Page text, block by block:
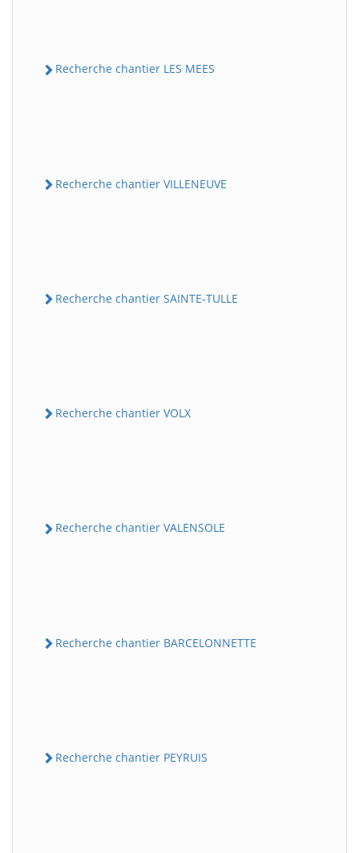
Recherche chantier LES MEES
Recherche chantier VILLENEUVE
Recherche chantier SAINTE-TULLE
Recherche chantier VOLX
Recherche chantier VALENSOLE
Recherche chantier BARCELONNETTE
Recherche chantier PEYRUIS